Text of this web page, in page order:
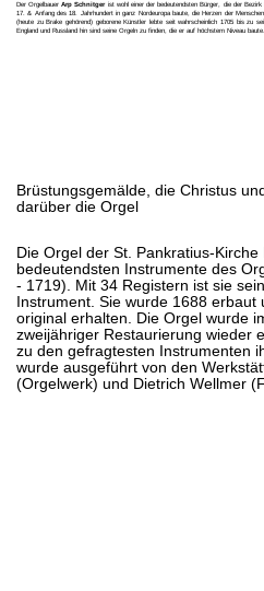
Der OrgelbauerArp Schnitgerist wohl einer der bedeutendsten Bürger, die der
17. & Anfang des 18. Jahrhundert in ganz Nordeuropa baute, die Herzen der
(heute zu Brake gehörend) geborene Künstler lebte seit wahrscheinlich 1705 bis zu
England und Russland hin sind seine Orgeln zu finden, die er auf höchstem Niveau baute.
Brüstungsgemälde, die Christus
darüber die Orgel
Die Orgel der St. Pankratius-
bedeutendsten Instrumente des
- 1719). Mit 34 Registern ist sie
Instrument. Sie wurde 1688 erbaut
original erhalten. Die Orgel wurde
zweijähriger Restaurierung wieder
zu den gefragtesten Instrumenten
wurde ausgeführt von den
(Orgelwerk) und Dietrich Wellmer